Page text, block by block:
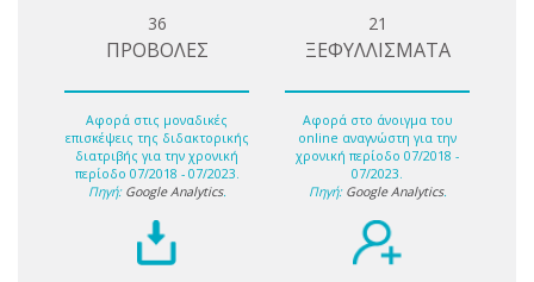
36
ΠΡΟΒΟΛΕΣ
Αφορά στις μοναδικές
επισκέψεις της διδακτορικής
διατριβής για την χρονική
περίοδο 07/2018 - 07/2023.
Πηγή: Google Analytics.
21
ΞΕΦΥΛΛΙΣΜΑΤΑ
Αφορά στο άνοιγμα του
online αναγνώστη για την
χρονική περίοδο 07/2018 -
07/2023.
Πηγή: Google Analytics.